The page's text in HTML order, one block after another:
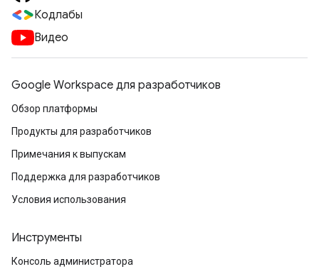
Кодлабы
Видео
Google Workspace для разработчиков
Обзор платформы
Продукты для разработчиков
Примечания к выпускам
Поддержка для разработчиков
Условия использования
Инструменты
Консоль администратора